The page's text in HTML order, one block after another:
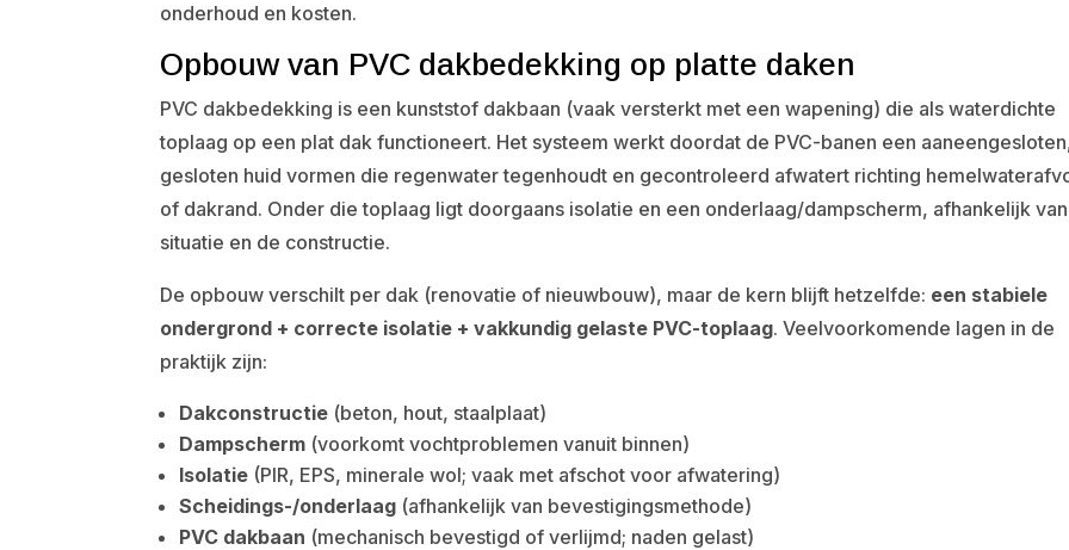
onderhoud en kosten.
Opbouw van PVC dakbedekking op platte daken
PVC dakbedekking is een kunststof dakbaan (vaak versterkt met een wapening) die als waterdichte
toplaag op een plat dak functioneert. Het systeem werkt doordat de PVC-banen een
gesloten huid vormen die regenwater tegenhoudt en gecontroleerd afwatert richting
of dakrand. Onder die toplaag ligt doorgaans isolatie en een onderlaag/dampscherm, afhankelijk
situatie en de constructie.
De opbouw verschilt per dak (renovatie of nieuwbouw), maar de kern blijft hetzelfde: een stabiele
ondergrond + correcte isolatie + vakkundig gelaste PVC-toplaag. Veelvoorkomende lagen in de
praktijk zijn:
Dakconstructie (beton, hout, staalplaat)
Dampscherm (voorkomt vochtproblemen vanuit binnen)
Isolatie (PIR, EPS, minerale wol; vaak met afschot voor afwatering)
Scheidings-/onderlaag (afhankelijk van bevestigingsmethode)
PVC dakbaan (mechanisch bevestigd of verlijmd; naden gelast)